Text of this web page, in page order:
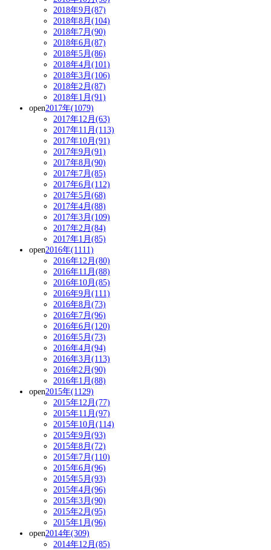
2018年9月(87)
2018年8月(104)
2018年7月(90)
2018年6月(87)
2018年5月(86)
2018年4月(101)
2018年3月(106)
2018年2月(87)
2018年1月(91)
open2017年(1079)
2017年12月(63)
2017年11月(113)
2017年10月(91)
2017年9月(91)
2017年8月(90)
2017年7月(85)
2017年6月(112)
2017年5月(68)
2017年4月(88)
2017年3月(109)
2017年2月(84)
2017年1月(85)
open2016年(1111)
2016年12月(80)
2016年11月(88)
2016年10月(85)
2016年9月(111)
2016年8月(73)
2016年7月(96)
2016年6月(120)
2016年5月(73)
2016年4月(94)
2016年3月(113)
2016年2月(90)
2016年1月(88)
open2015年(1129)
2015年12月(77)
2015年11月(97)
2015年10月(114)
2015年9月(93)
2015年8月(72)
2015年7月(110)
2015年6月(96)
2015年5月(93)
2015年4月(96)
2015年3月(90)
2015年2月(95)
2015年1月(96)
open2014年(309)
2014年12月(85)